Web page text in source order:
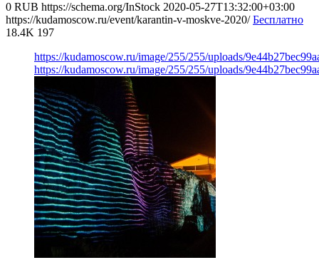
0 RUB https://schema.org/InStock 2020-05-27T13:32:00+03:00
https://kudamoscow.ru/event/karantin-v-moskve-2020/ Бесплатно
18.4K 197
https://kudamoscow.ru/image/255/255/uploads/
https://kudamoscow.ru/image/255/255/uploads/